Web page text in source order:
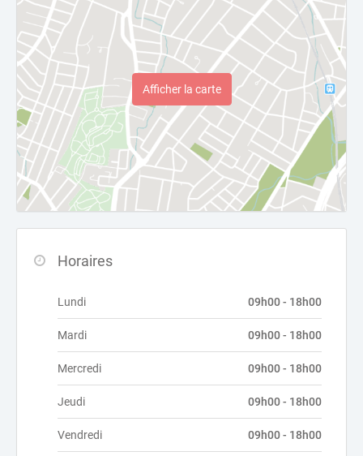
Afficher la carte
Horaires
Lundi 09h00 - 18h00
Mardi 09h00 - 18h00
Mercredi 09h00 - 18h00
Jeudi 09h00 - 18h00
Vendredi 09h00 - 18h00